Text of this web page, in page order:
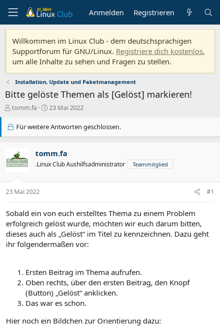
Anmelden Registrieren
Willkommen im Linux Club - dem deutschsprachigen
Supportforum für GNU/Linux. Registriere dich kostenlos,
um alle Inhalte zu sehen und Fragen zu stellen.
Installation, Update und Paketmanagement
Bitte gelöste Themen als [Gelöst] markieren!
E
s
l
e
tomm.fa
E
s
l
t
23 Mai 2022
Für weitere Antworten geschlossen.
tomm.fa
.Linux Club Aushilfsadministrator Teammitglied
23 Mai 2022 #1
Sobald ein von euch erstelltes Thema zu einem Problem
erfolgreich gelöst wurde, möchten wir euch darum bitten,
dieses auch als „Gelöst“ im Titel zu kennzeichnen. Dazu geht
ihr folgendermaßen vor:
Ersten Beitrag im Thema aufrufen.
Oben rechts, über den ersten Beitrag, den Knopf
(Button) „Gelöst“ anklicken.
Das war es schon.
Hier noch ein Bildchen zur Orientierung dazu: